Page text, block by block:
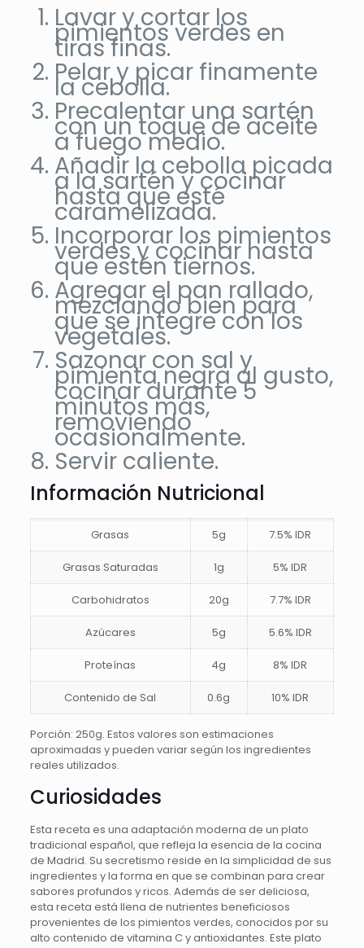
Lavar y cortar los
pimientos verdes en
tiras finas.
Pelar y picar finamente
la cebolla.
Precalentar una sartén
con un toque de aceite
a fuego medio.
Añadir la cebolla picada
a la sartén y cocinar
hasta que esté
caramelizada.
Incorporar los pimientos
verdes y cocinar hasta
que estén tiernos.
Agregar el pan rallado,
mezclando bien para
que se integre con los
vegetales.
Sazonar con sal y
pimienta negra al gusto,
cocinar durante 5
minutos más,
removiendo
ocasionalmente.
Servir caliente.
Información Nutricional
Grasas 5g 7.5% IDR
Grasas Saturadas 1g 5% IDR
Carbohidratos 20g 7.7% IDR
Azúcares 5g 5.6% IDR
Proteínas 4g 8% IDR
Contenido de Sal 0.6g 10% IDR
Porción: 250g. Estos valores son estimaciones
aproximadas y pueden variar según los ingredientes
reales utilizados.
Curiosidades
Esta receta es una adaptación moderna de un plato
tradicional español, que refleja la esencia de la cocina
de Madrid. Su secretismo reside en la simplicidad de sus
ingredientes y la forma en que se combinan para crear
sabores profundos y ricos. Además de ser deliciosa,
esta receta está llena de nutrientes beneficiosos
provenientes de los pimientos verdes, conocidos por su
alto contenido de vitamina C y antioxidantes. Este plato